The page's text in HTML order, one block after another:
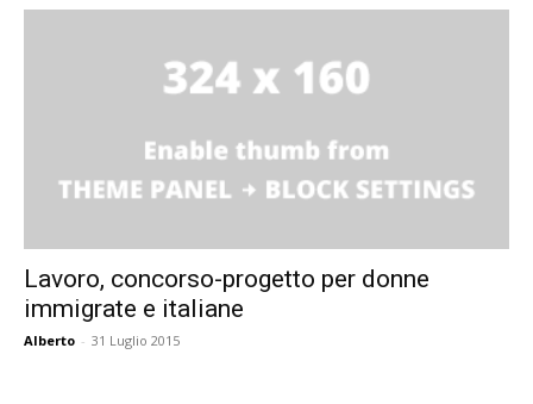
Lavoro, concorso-progetto per donne
immigrate e italiane
Alberto - 31 Luglio 2015